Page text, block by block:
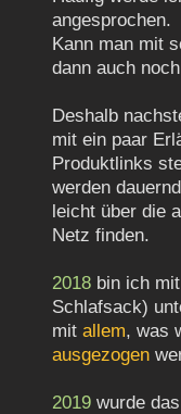
angesprochen.
Kann man mit
dann auch
Deshalb
mit ein paar
Produktlinks
werden
leicht über die
Netz finden.
2018 bin ich mit
Schlafsack)
mit allem, was
ausgezogen
2019 wurde